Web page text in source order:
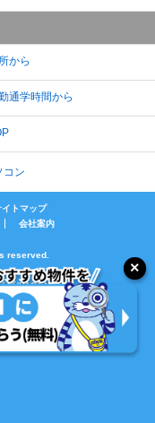
から
通学時間から
コン
イトマップ
会社案内
reserved.
ブルAGENT
情報局